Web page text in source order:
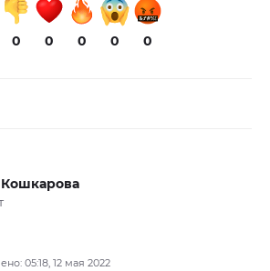
0 0 0 0 0
Кошкарова
05:18, 12 мая 2022